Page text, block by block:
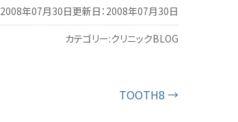
2008年07月30日更新日：2008年07月30日
カテゴリー:クリニックBLOG
TOOTH8 →